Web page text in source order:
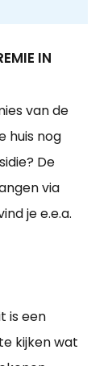
IN
van de
huis nog
De
via
je e.e.a.
is een
kijken wat